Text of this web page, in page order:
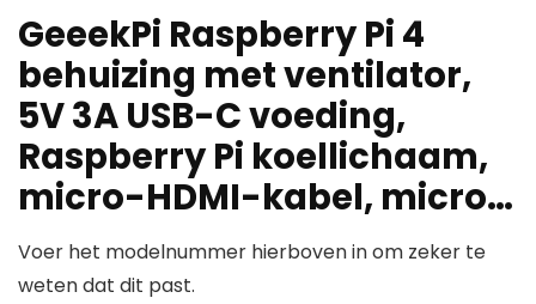
GeeekPi Raspberry Pi 4
behuizing met ventilator,
5V 3A USB-C voeding,
Raspberry Pi koellichaam,
micro-HDMI-kabel, micro…
Voer het modelnummer hierboven in om zeker te
weten dat dit past.